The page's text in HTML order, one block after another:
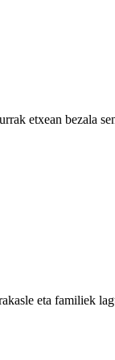
etxean bezala
eta familiek